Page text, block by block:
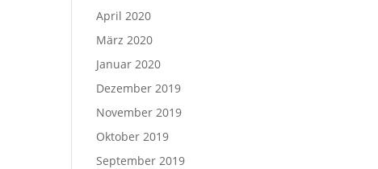
April 2020
März 2020
Januar 2020
Dezember 2019
November 2019
Oktober 2019
September 2019